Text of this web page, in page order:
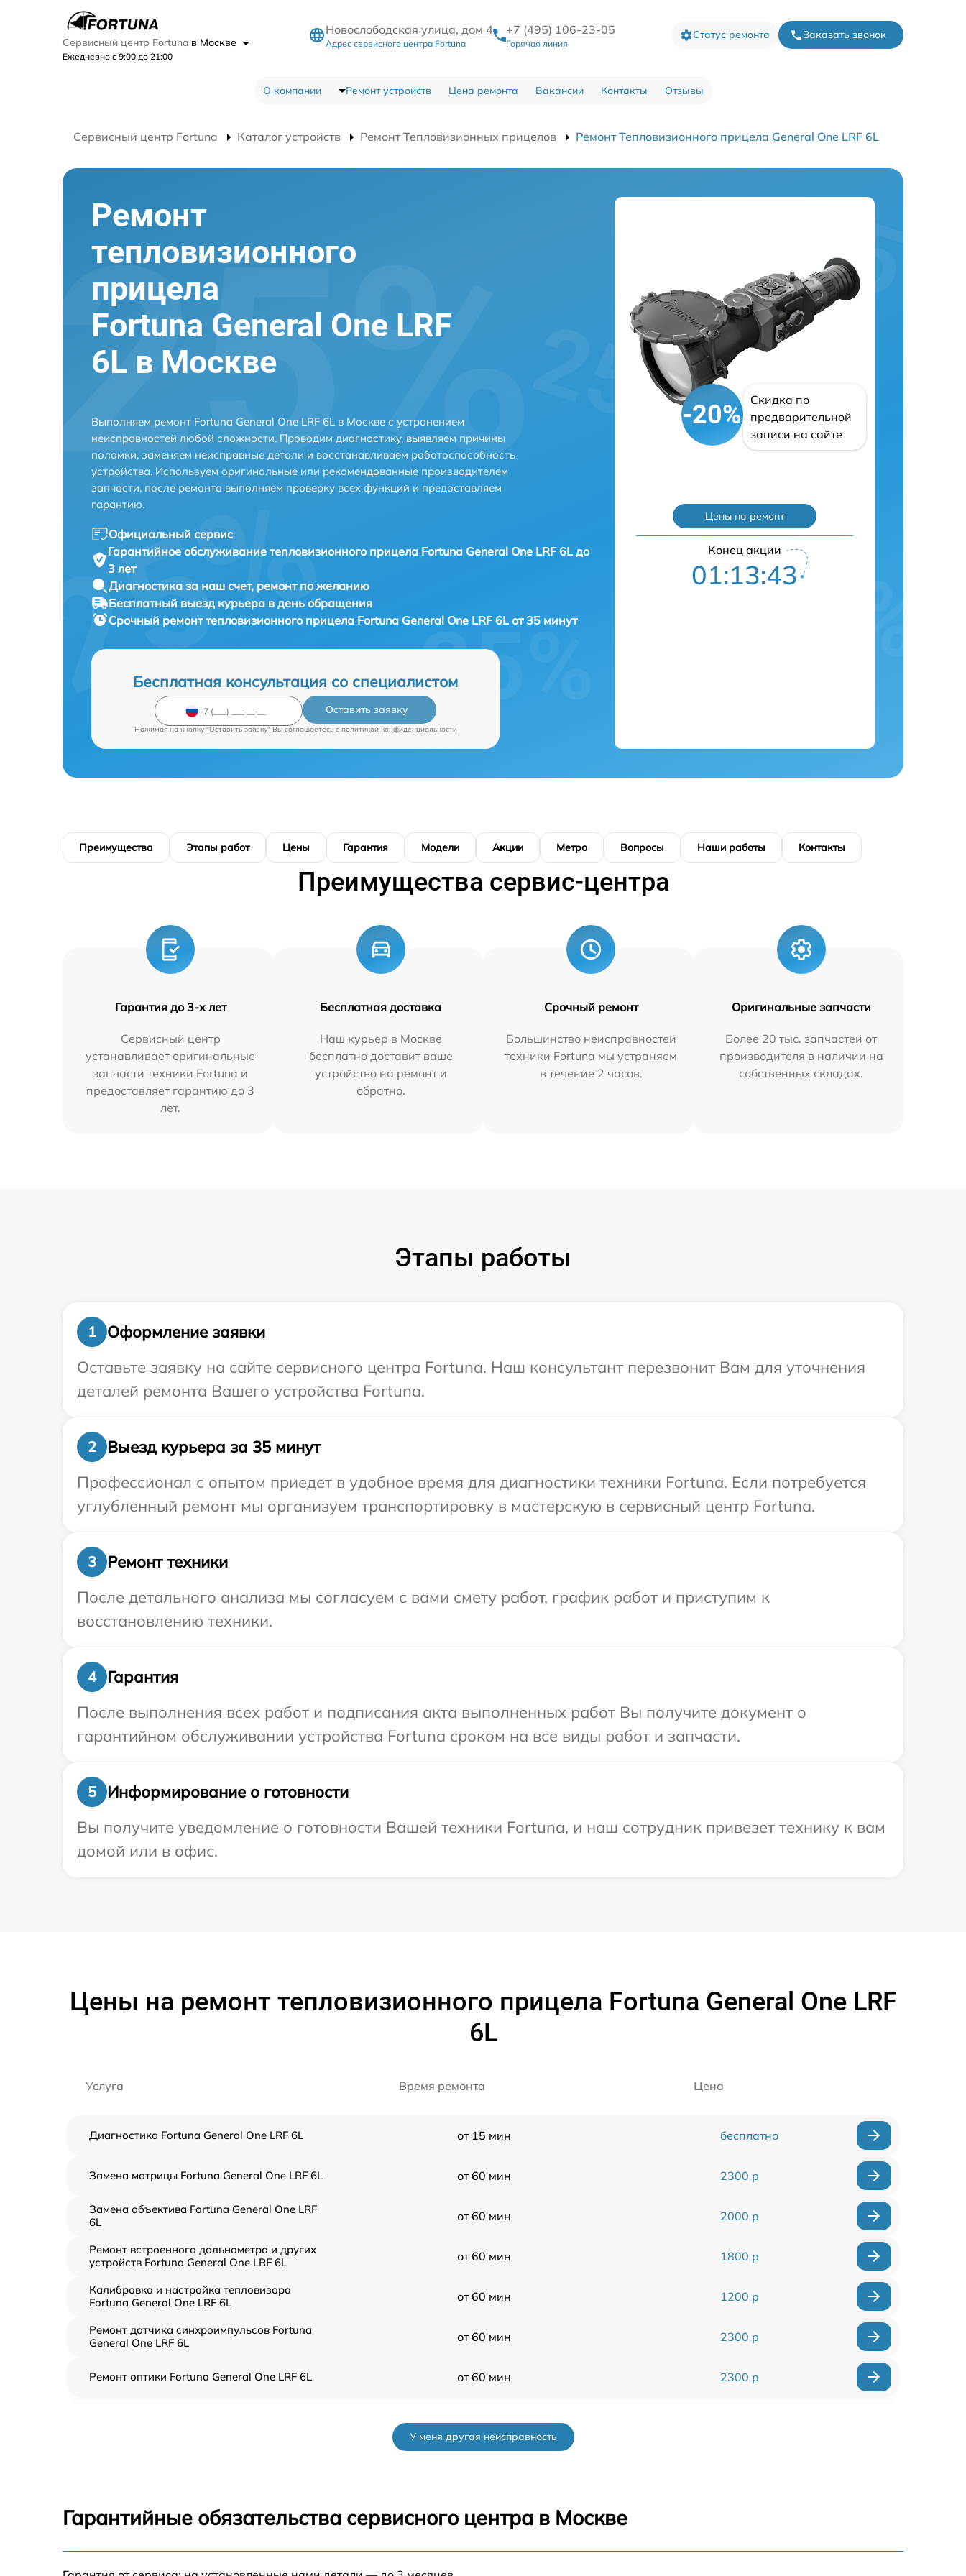
Сервисный центр Fortuna в Москве
Ежедневно с 9:00 до 21:00
Новослободская улица, дом 4
Адрес сервисного центра Fortuna
+7 (495) 106-23-05
Горячая линия
Статус ремонта Заказать звонок
О компании Ремонт устройств Цена ремонта Вакансии Контакты Отзывы
Сервисный центр Fortuna Каталог устройств Ремонт Тепловизионных прицелов Ремонт Тепловизионного прицела General One LRF 6L
Ремонт
тепловизионного
прицела
Fortuna General One LRF
6L в Москве
Выполняем ремонт Fortuna General One LRF 6L в Москве с устранением
неисправностей любой сложности. Проводим диагностику, выявляем причины
поломки, заменяем неисправные детали и восстанавливаем работоспособность
устройства. Используем оригинальные или рекомендованные производителем
запчасти, после ремонта выполняем проверку всех функций и предоставляем
гарантию.
Официальный сервис
Гарантийное обслуживание тепловизионного прицела Fortuna General One LRF 6L до
3 лет
Диагностика за наш счет, ремонт по желанию
Бесплатный выезд курьера в день обращения
Срочный ремонттепловизионного прицела Fortuna General One LRF 6L от 35 минут
Бесплатная консультация со специалистом
Оставить заявку
Нажимая на кнопку "Оставить заявку" Вы соглашаетесь c политикой конфиденциальности
-20%
Скидка по
предварительной
записи на сайте
Цены на ремонт
Конец акции
01:13:42
Преимущества Этапы работ Цены Гарантия Модели Акции Метро Вопросы Наши работы Контакты
Преимущества сервис-центра
Гарантия до 3-х лет
Сервисный центр
устанавливает оригинальные
запчасти техники Fortuna и
предоставляет гарантию до 3
лет.
Бесплатная доставка
Наш курьер в Москве
бесплатно доставит ваше
устройство на ремонт и
обратно.
Срочный ремонт
Большинство неисправностей
техники Fortuna мы устраняем
в течение 2 часов.
Оригинальные запчасти
Более 20 тыс. запчастей от
производителя в наличии на
собственных складах.
Этапы работы
1
Оформление заявки
Оставьте заявку на сайте сервисного центра Fortuna. Наш консультант перезвонит Вам для уточнения
деталей ремонта Вашего устройства Fortuna.
2
Выезд курьера за 35 минут
Профессионал с опытом приедет в удобное время для диагностики техники Fortuna. Если потребуется
углубленный ремонт мы организуем транспортировку в мастерскую в сервисный центр Fortuna.
3
Ремонт техники
После детального анализа мы согласуем с вами смету работ, график работ и приступим к
восстановлению техники.
4
Гарантия
После выполнения всех работ и подписания акта выполненных работ Вы получите документ о
гарантийном обслуживании устройства Fortuna сроком на все виды работ и запчасти.
5
Информирование о готовности
Вы получите уведомление о готовности Вашей техники Fortuna, и наш сотрудник привезет технику к вам
домой или в офис.
Цены на ремонт тепловизионного прицела Fortuna General One LRF
6L
Услуга Время ремонта Цена
Диагностика Fortuna General One LRF 6L от 15 мин бесплатно
Замена матрицы Fortuna General One LRF 6L от 60 мин 2300 р
Замена объектива Fortuna General One LRF
6L
от 60 мин 2000 р
Ремонт встроенного дальнометра и других
устройств Fortuna General One LRF 6L
от 60 мин 1800 р
Калибровка и настройка тепловизора
Fortuna General One LRF 6L
от 60 мин 1200 р
Ремонт датчика синхроимпульсов Fortuna
General One LRF 6L
от 60 мин 2300 р
Ремонт оптики Fortuna General One LRF 6L от 60 мин 2300 р
Замена микросхемы усилителя Fortuna
У меня другая неисправность
Гарантийные обязательства сервисного центра в Москве